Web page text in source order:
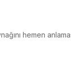
hemen